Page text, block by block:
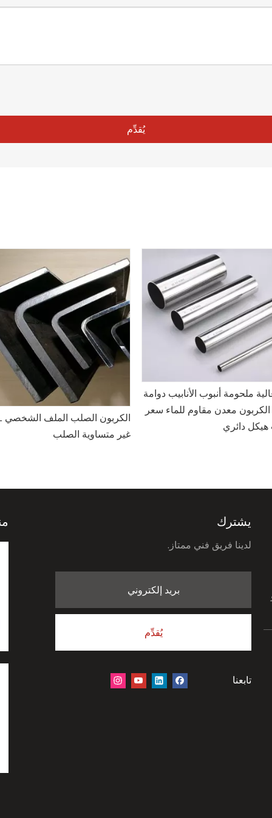
يُقدِّم
جودة عالية ملحومة أنبوب
الصلب الكربون معدن مقاوم
الأنابيب هيكل دائري
المسطح المدرفلة على
يشترك
لدينا فريق فني ممتاز.
بريد إلكتروني
يُقدِّم
تابعنا